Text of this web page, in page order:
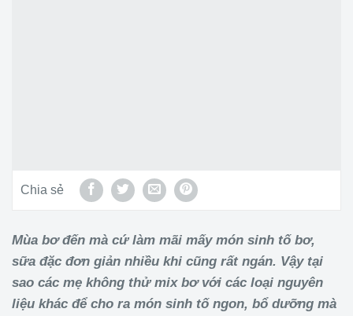
Chia sẻ
Mùa bơ đến mà cứ làm mãi mấy món sinh tố bơ,
sữa đặc đơn giản nhiều khi cũng rất ngán. Vậy tại
sao các mẹ không thử mix bơ với các loại nguyên
liệu khác để cho ra món sinh tố ngon, bổ dưỡng mà